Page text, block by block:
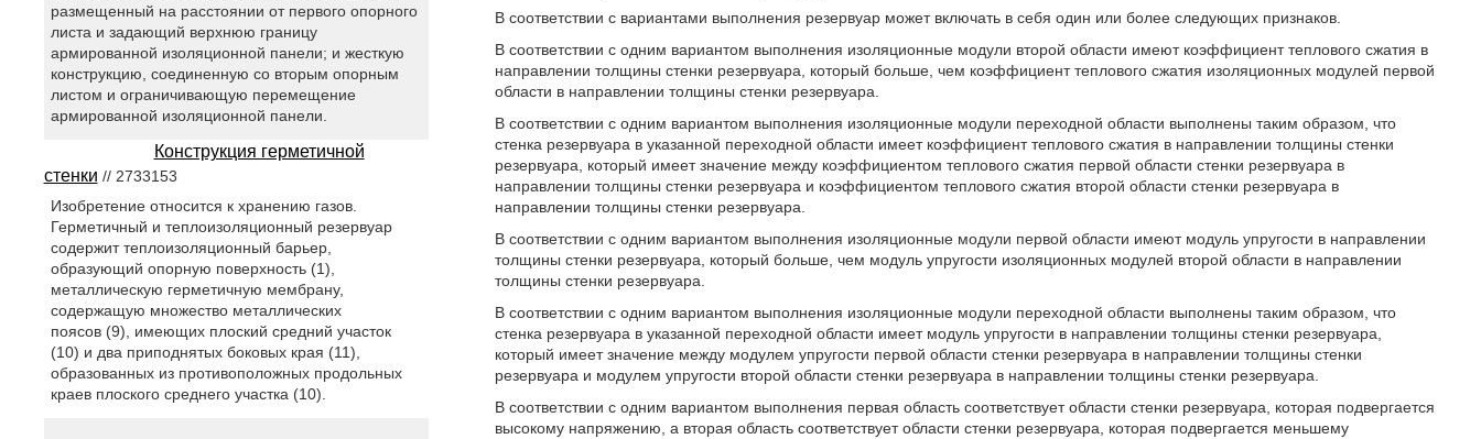
В соответствии с вариантами выполнения резервуар может включать в себя один или более следующих признаков.
В соответствии с одним вариантом выполнения изоляционные модули второй области имеют коэффициент теплового сжатия в
направлении толщины стенки резервуара, который больше, чем коэффициент теплового сжатия изоляционных модулей первой
области в направлении толщины стенки резервуара.
В соответствии с одним вариантом выполнения изоляционные модули переходной области выполнены таким образом, что
стенка резервуара в указанной переходной области имеет коэффициент теплового сжатия в направлении толщины стенки
резервуара, который имеет значение между коэффициентом теплового сжатия первой области стенки резервуара в
направлении толщины стенки резервуара и коэффициентом теплового сжатия второй области стенки резервуара в
направлении толщины стенки резервуара.
В соответствии с одним вариантом выполнения изоляционные модули первой области имеют модуль упругости в направлении
толщины стенки резервуара, который больше, чем модуль упругости изоляционных модулей второй области в направлении
толщины стенки резервуара.
В соответствии с одним вариантом выполнения изоляционные модули переходной области выполнены таким образом, что
стенка резервуара в указанной переходной области имеет модуль упругости в направлении толщины стенки резервуара,
который имеет значение между модулем упругости первой области стенки резервуара в направлении толщины стенки
резервуара и модулем упругости второй области стенки резервуара в направлении толщины стенки резервуара.
В соответствии с одним вариантом выполнения первая область соответствует области стенки резервуара, которая подвергается
высокому напряжению, а вторая область соответствует области стенки резервуара, которая подвергается меньшему
размещенный на расстоянии от первого опорного
листа и задающий верхнюю границу
армированной изоляционной панели; и жесткую
конструкцию, соединенную со вторым опорным
листом и ограничивающую перемещение
армированной изоляционной панели.
Конструкция герметичной
стенки // 2733153
Изобретение относится к хранению газов.
Герметичный и теплоизоляционный резервуар
содержит теплоизоляционный барьер,
образующий опорную поверхность (1),
металлическую герметичную мембрану,
содержащую множество металлических
поясов (9), имеющих плоский средний участок
(10) и два приподнятых боковых края (11),
образованных из противоположных продольных
краев плоского среднего участка (10).